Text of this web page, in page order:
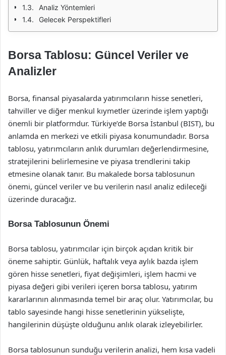
Analiz Yöntemleri
Gelecek Perspektifleri
Borsa Tablosu: Güncel Veriler ve
Analizler
Borsa, finansal piyasalarda yatırımcıların hisse senetleri,
tahviller ve diğer menkul kıymetler üzerinde işlem yaptığı
önemli bir platformdur. Türkiye’de Borsa İstanbul (BIST), bu
anlamda en merkezi ve etkili piyasa konumundadır. Borsa
tablosu, yatırımcıların anlık durumları değerlendirmesine,
stratejilerini belirlemesine ve piyasa trendlerini takip
etmesine olanak tanır. Bu makalede borsa tablosunun
önemi, güncel veriler ve bu verilerin nasıl analiz edileceği
üzerinde duracağız.
Borsa Tablosunun Önemi
Borsa tablosu, yatırımcılar için birçok açıdan kritik bir
öneme sahiptir. Günlük, haftalık veya aylık bazda işlem
gören hisse senetleri, fiyat değişimleri, işlem hacmi ve
piyasa değeri gibi verileri içeren borsa tablosu, yatırım
kararlarının alınmasında temel bir araç olur. Yatırımcılar, bu
tablo sayesinde hangi hisse senetlerinin yükselişte,
hangilerinin düşüşte olduğunu anlık olarak izleyebilirler.
Borsa tablosunun sunduğu verilerin analizi, hem kısa vadeli